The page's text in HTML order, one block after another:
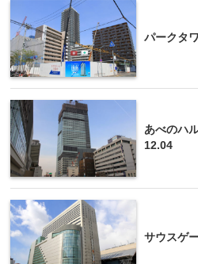
パークタ
あべのハ
12.04
サウスゲ